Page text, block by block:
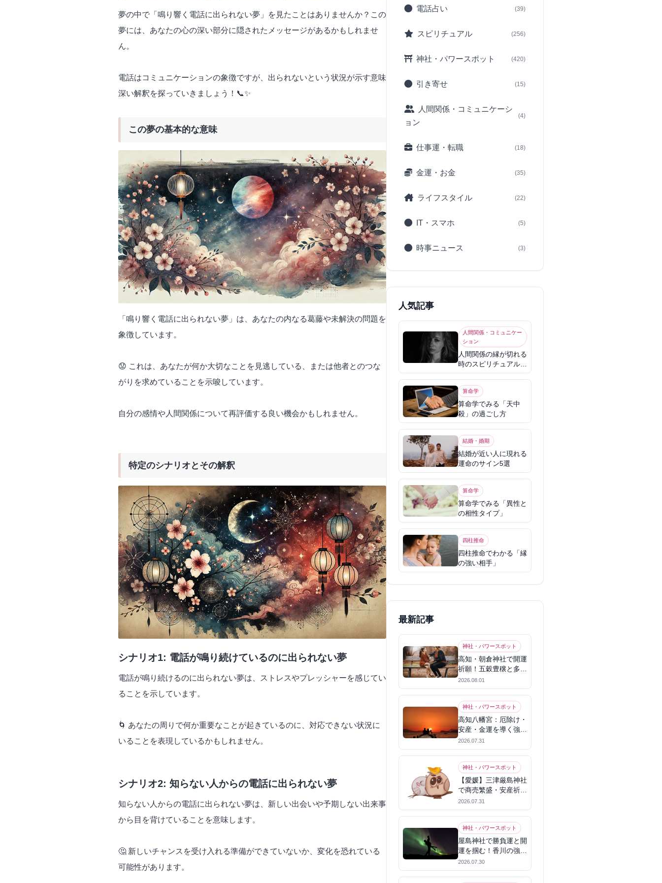
夢の中で「鳴り響く電話に出られない夢」を見たことはありませんか？この
夢には、あなたの心の深い部分に隠されたメッセージがあるかもしれませ
ん。
電話はコミュニケーションの象徴ですが、出られないという状況が示す意味
深い解釈を探っていきましょう！📞✨
この夢の基本的な意味
「鳴り響く電話に出られない夢」は、あなたの内なる葛藤や未解決の問題を
象徴しています。
😟 これは、あなたが何か大切なことを見逃している、または他者とのつな
がりを求めていることを示唆しています。
自分の感情や人間関係について再評価する良い機会かもしれません。
特定のシナリオとその解釈
シナリオ1: 電話が鳴り続けているのに出られない夢
電話が鳴り続けるのに出られない夢は、ストレスやプレッシャーを感じてい
ることを示しています。
🌀 あなたの周りで何か重要なことが起きているのに、対応できない状況に
いることを表現しているかもしれません。
シナリオ2: 知らない人からの電話に出られない夢
知らない人からの電話に出られない夢は、新しい出会いや予期しない出来事
から目を背けていることを意味します。
🤔 新しいチャンスを受け入れる準備ができていないか、変化を恐れている
可能性があります。
電話占い (39)
スピリチュアル (256)
神社・パワースポット (420)
引き寄せ (15)
人間関係・コミュニケーシ
ョン
(4)
仕事運・転職 (18)
金運・お金 (35)
ライフスタイル (22)
IT・スマホ (5)
時事ニュース (3)
人気記事
人間関係・コミュニケー
ション
人間関係の縁が切れる
時のスピリチュアル意
味
算命学
算命学でみる「天中
殺」の過ごし方
結婚・婚期
結婚が近い人に現れる
運命のサイン5選
算命学
算命学でみる「異性と
の相性タイプ」
四柱推命
四柱推命でわかる「縁
の強い相手」
最新記事
神社・パワースポット
高知・朝倉神社で開運
祈願！五穀豊穣と多幸
を呼ぶパワースポット
2026.08.01
神社・パワースポット
高知八幡宮：厄除け・
安産・金運を導く強力
パワースポット
2026.07.31
神社・パワースポット
【愛媛】三津厳島神社
で商売繁盛・安産祈
願！宗像三女神のパワ
ーを授かる
2026.07.31
神社・パワースポット
屋島神社で勝負運と開
運を掴む！香川の強力
パワースポット
2026.07.30